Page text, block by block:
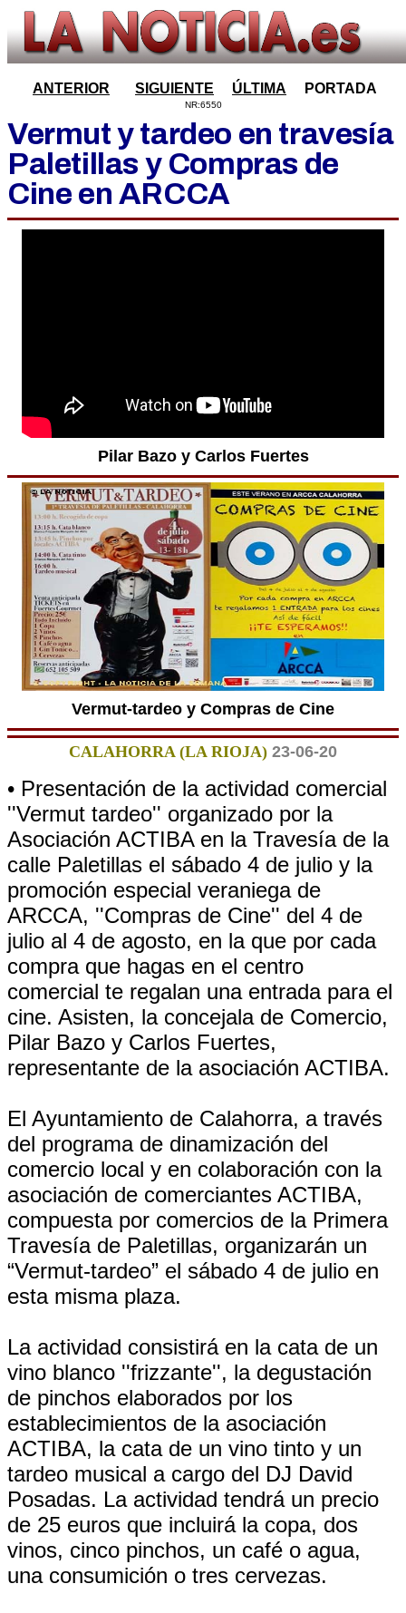
ANTERIOR SIGUIENTE ÚLTIMA PORTADA
NR:6550
Vermut y tardeo en travesía
Paletillas y Compras de
Cine en ARCCA
Pilar Bazo y Carlos Fuertes
Vermut-tardeo y Compras de Cine
CALAHORRA (LA RIOJA) 23-06-20
• Presentación de la actividad comercial
''Vermut tardeo'' organizado por la
Asociación ACTIBA en la Travesía de la
calle Paletillas el sábado 4 de julio y la
promoción especial veraniega de
ARCCA, ''Compras de Cine'' del 4 de
julio al 4 de agosto, en la que por cada
compra que hagas en el centro
comercial te regalan una entrada para el
cine. Asisten, la concejala de Comercio,
Pilar Bazo y Carlos Fuertes,
representante de la asociación ACTIBA.
El Ayuntamiento de Calahorra, a través
del programa de dinamización del
comercio local y en colaboración con la
asociación de comerciantes ACTIBA,
compuesta por comercios de la Primera
Travesía de Paletillas, organizarán un
“Vermut-tardeo” el sábado 4 de julio en
esta misma plaza.
La actividad consistirá en la cata de un
vino blanco ''frizzante'', la degustación
de pinchos elaborados por los
establecimientos de la asociación
ACTIBA, la cata de un vino tinto y un
tardeo musical a cargo del DJ David
Posadas. La actividad tendrá un precio
de 25 euros que incluirá la copa, dos
vinos, cinco pinchos, un café o agua,
una consumición o tres cervezas.